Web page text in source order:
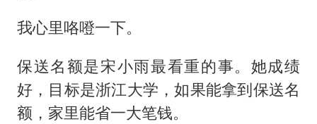
我心里咯噔一下。
保送名额是宋小雨最看重的事。她成绩
好，目标是浙江大学，如果能拿到保送名
额，家里能省一大笔钱。